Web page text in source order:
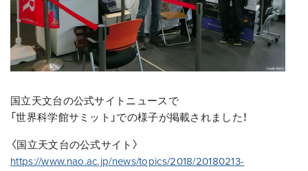
国立天文台の公式サイトニュースで
「世界科学館サミット」での様子が掲載されました！
〈国立天文台の公式サイト〉
https://www.nao.ac.jp/news/topics/2018/20180213-